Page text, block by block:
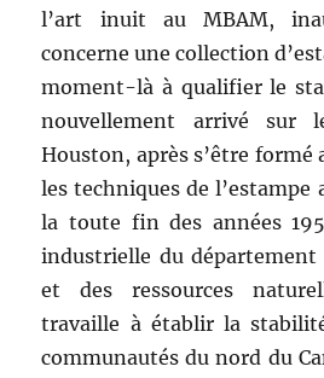
l’art inuit au MBAM,
concerne une collection
moment-là à qualifier le
nouvellement arrivé sur
Houston, après s’être formé
les techniques de
la toute fin des années
industrielle du département
et des ressources
travaille à établir la
communautés du nord du